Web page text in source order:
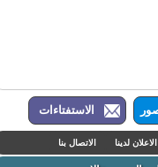
الاستفتاءات
لدينا الاتصال بنا